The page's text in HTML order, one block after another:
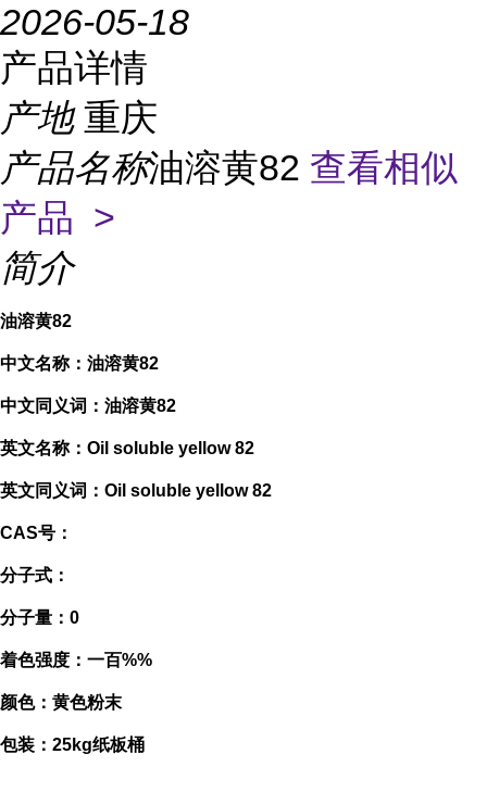
2026-05-18
产品详情
产地 重庆
产品名称油溶黄82 查看相似
产品 >
简介
油溶黄82
中文名称：油溶黄82
中文同义词：油溶黄82
英文名称：Oil soluble yellow 82
英文同义词：Oil soluble yellow 82
CAS号：
分子式：
分子量：0
着色强度：一百%%
颜色：黄色粉末
包装：25kg纸板桶